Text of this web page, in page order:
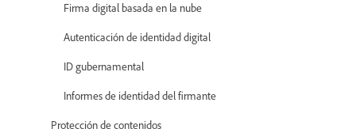
Firma digital basada en la nube
Autenticación de identidad digital
ID gubernamental
Informes de identidad del firmante
Protección de contenidos